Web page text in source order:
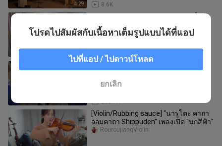
4:29 8.6K
ตำนานเล่าว่าหลังจากฟัง "Canon" นี้แล้ว
เปียโน\เชลโลจะโชคดี
1.3K
guiguyao
นี่คือเพลงธีมนารูโตะจอมคาถาที่ดีที่สุด
เวอร์ชั่นภาษาจีน
205.7K
zhanxiayingxiong
[Violin/Rubbing sauce] "นารูโตะ คาถา
จอมคาถา Shippuden" เพลงเปิด "นกสีฟ้า"
RouroujiangViolin
โปรดไปสัมผัสกับเนื้อหาเต็มรูปแบบได้ที่แอป
ไปที่แอป / ไปดาวน์โหลด
ยกเลิก